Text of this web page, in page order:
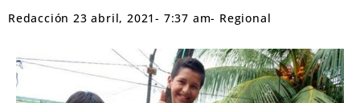
Redacción 23 abril, 2021- 7:37 am- Regional